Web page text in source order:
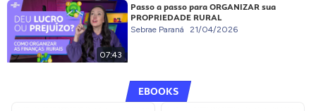
07:43
Passo a passo para ORGANIZAR sua
PROPRIEDADE RURAL
Sebrae Paraná 21/04/2026
EBOOKS